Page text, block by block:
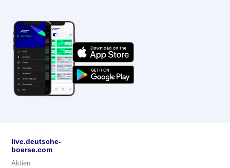
live.deutsche-
boerse.com
Aktien